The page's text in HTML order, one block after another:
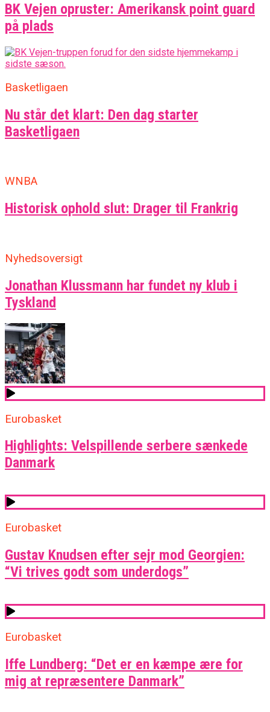
BK Vejen opruster: Amerikansk point guard
på plads
Basketligaen
Nu står det klart: Den dag starter
Basketligaen
WNBA
Historisk ophold slut: Drager til Frankrig
Nyhedsoversigt
Jonathan Klussmann har fundet ny klub i
Tyskland
Eurobasket
Highlights: Velspillende serbere sænkede
Danmark
Eurobasket
Gustav Knudsen efter sejr mod Georgien:
“Vi trives godt som underdogs”
Eurobasket
Iffe Lundberg: “Det er en kæmpe ære for
mig at repræsentere Danmark”